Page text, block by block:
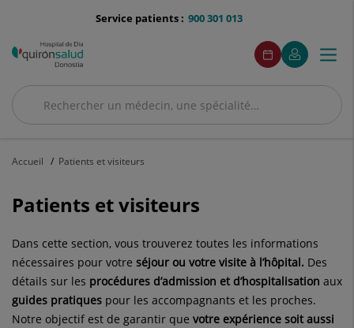
menu-
900 301 013
Service patients :
Recherche
Recherche
menuAcceso
Prenez
rendez-
Ce
lien
se
dans
automatique.
Portail
du
Ce
lien
se
dans
Menu
Accueil Patients et visiteurs
Patients et visiteurs
Dans cette section, vous trouverez toutes les informations
nécessaires pour votre séjour ou votre visite à l’hôpital. Des
détails sur les procédures d’admission et d’hospitalisation aux
guides pratiques pour les accompagnants et les proches.
Notre objectif est de garantir que votre expérience soit aussi